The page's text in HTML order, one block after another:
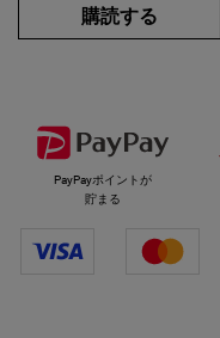
購読する
PayPayポイントが
貯まる